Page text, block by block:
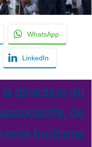
WhatsApp
LinkedIn
direction du
de
horizons